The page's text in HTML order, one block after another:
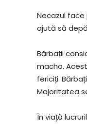
Necazul
ajută să
Bărbații
macho.
fericiți.
Majoritatea
În viață